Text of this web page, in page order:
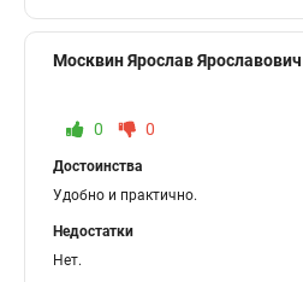
Москвин Ярослав Ярославович
0 0
Достоинства
Удобно и практично.
Недостатки
Нет.